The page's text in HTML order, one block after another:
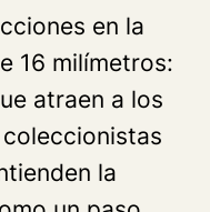
en la
16 milímetros:
atraen a los
la